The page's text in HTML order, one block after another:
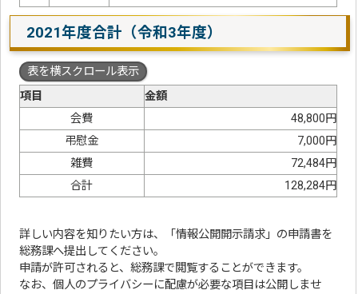
2021年度合計（令和3年度）
表を横スクロール表示
項目
金額
会費
48,800円
弔慰金
7,000円
雑費
72,484円
合計
128,284円
詳しい内容を知りたい方は、「情報公開開示請求」の申請書を
総務課へ提出してください。
申請が許可されると、総務課で閲覧することができます。
なお、個人のプライバシーに配慮が必要な項目は公開しませ